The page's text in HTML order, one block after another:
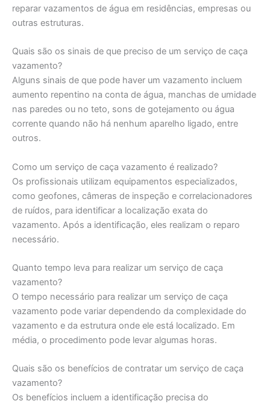
reparar vazamentos de água em residências, empresas ou
outras estruturas.
Quais são os sinais de que preciso de um serviço de caça
vazamento?
Alguns sinais de que pode haver um vazamento incluem
aumento repentino na conta de água, manchas de umidade
nas paredes ou no teto, sons de gotejamento ou água
corrente quando não há nenhum aparelho ligado, entre
outros.
Como um serviço de caça vazamento é realizado?
Os profissionais utilizam equipamentos especializados,
como geofones, câmeras de inspeção e correlacionadores
de ruídos, para identificar a localização exata do
vazamento. Após a identificação, eles realizam o reparo
necessário.
Quanto tempo leva para realizar um serviço de caça
vazamento?
O tempo necessário para realizar um serviço de caça
vazamento pode variar dependendo da complexidade do
vazamento e da estrutura onde ele está localizado. Em
média, o procedimento pode levar algumas horas.
Quais são os benefícios de contratar um serviço de caça
vazamento?
Os benefícios incluem a identificação precisa do